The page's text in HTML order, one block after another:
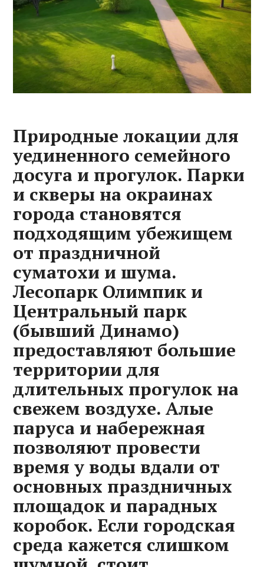
Природные локации для
уединенного семейного
досуга и прогулок. Парки
и скверы на окраинах
города становятся
подходящим убежищем
от праздничной
суматохи и шума.
Лесопарк Олимпик и
Центральный парк
(бывший Динамо)
предоставляют большие
территории для
длительных прогулок на
свежем воздухе. Алые
паруса и набережная
позволяют провести
время у воды вдали от
основных праздничных
площадок и парадных
коробок. Если городская
среда кажется слишком